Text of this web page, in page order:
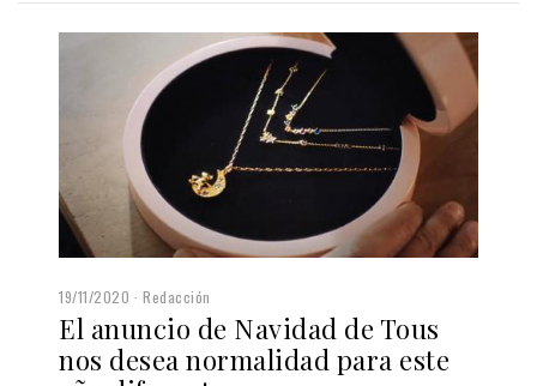
19/11/2020 Redacción
El anuncio de Navidad de Tous
nos desea normalidad para este